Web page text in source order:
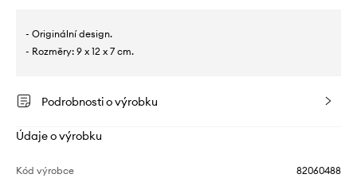
- Originální design.
- Rozměry: 9 x 12 x 7 cm.
Podrobnosti o výrobku
Údaje o výrobku
Kód výrobce 82060488